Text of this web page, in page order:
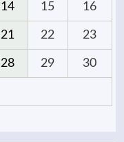
14 15 16
21 22 23
28 29 30